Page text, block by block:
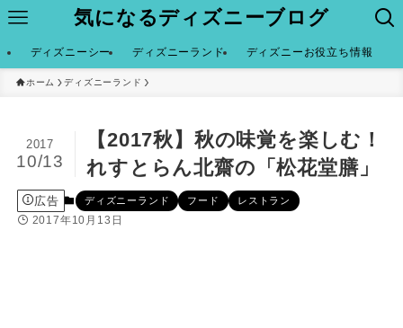
気になるディズニーブログ
ディズニーシー ディズニーランド ディズニーお役立ち情報
ホーム ディズニーランド
【2017秋】秋の味覚を楽しむ！
れすとらん北齋の「松花堂膳」
2017
10/13
広告 ディズニーランド フード レストラン
2017年10月13日